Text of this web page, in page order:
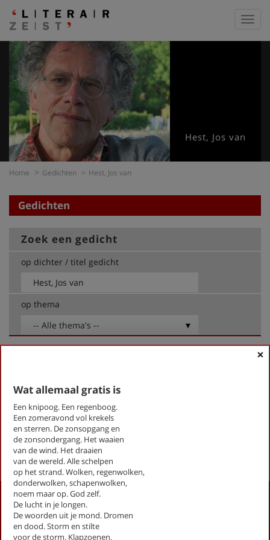
Hest, Jos van
Home Gedichten Hest, Jos van
Gedichten
Zoek een gedicht
op dichter / titel gedicht
op thema
-- Alle thema's --
Hospice
Kom terug
Wat allemaal gratis is
«FirstPrevious
1 Next»Last
×
Wat allemaal gratis is
Een knipoog. Een regenboog.
Een zomeravond vol krekels
en sterren. De zonsopgang en
de zonsondergang. Het waaien
van de wind. Het draaien
van de wereld. Alle schelpen
op het strand. Wolken, regenwolken,
donderwolken, schapenwolken,
noem maar op. God zelf.
De lucht in je longen.
De woorden uit je mond. Dromen
en dood. Storm en stilte
voor de storm. Klapzoenen.
Activiteiten
Lezingen door en over schrijvers
Stadsdichtersduo van Zeist